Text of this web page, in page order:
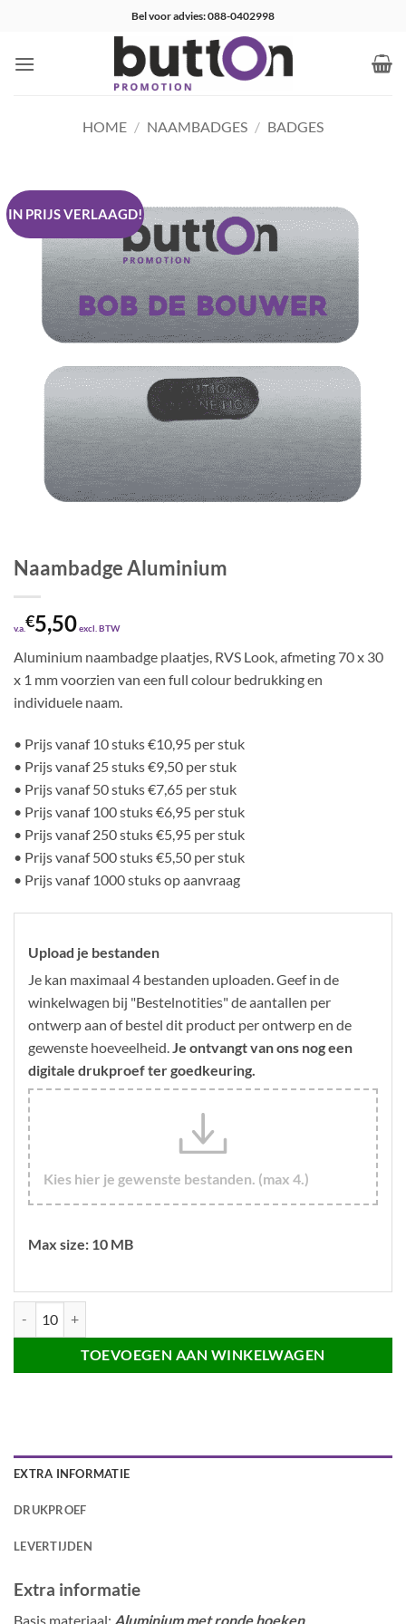
inhoud
Bel voor advies: 088-0402998
HOME / NAAMBADGES / BADGES
IN PRIJS VERLAAGD!
Naambadge Aluminium
v.a.€5,50excl. BTW
Aluminium naambadge plaatjes, RVS Look, afmeting 70 x 30
x 1 mm voorzien van een full colour bedrukking en
individuele naam.
• Prijs vanaf 10 stuks €10,95 per stuk
• Prijs vanaf 25 stuks €9,50 per stuk
• Prijs vanaf 50 stuks €7,65 per stuk
• Prijs vanaf 100 stuks €6,95 per stuk
• Prijs vanaf 250 stuks €5,95 per stuk
• Prijs vanaf 500 stuks €5,50 per stuk
• Prijs vanaf 1000 stuks op aanvraag
Upload je bestanden
Je kan maximaal 4 bestanden uploaden. Geef in de
winkelwagen bij "Bestelnotities" de aantallen per
ontwerp aan of bestel dit product per ontwerp en de
gewenste hoeveelheid. Je ontvangt van ons nog een
digitale drukproef ter goedkeuring.
Kies hier je gewenste bestanden. (max 4.)
Max size: 10 MB
TOEVOEGEN AAN WINKELWAGEN
EXTRA INFORMATIE
DRUKPROEF
LEVERTIJDEN
Extra informatie
Basis materiaal: Aluminium met ronde hoeken